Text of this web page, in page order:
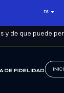
ES
y de que puede
DE FIDELIDAD